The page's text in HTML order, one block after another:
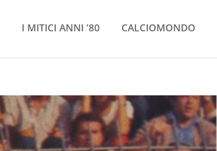
I MITICI ANNI ’80 CALCIOMONDO